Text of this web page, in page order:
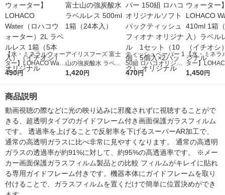
【水・ミネラルウォー
ター】LOHACO Wate
r（ロハコウォータ
シ） オリジナル
490円
アイリスフーズ 富士
山の強炭酸水 ラベル
レス 500ml 1箱（24
1,420円
ティッシュペーパー 1
50組 ロハコオリジナ
ルソフトパックティッ
オリジナル
470円
【水・ミネラ
ター】
r 410ml 1箱（
1,450円
商品説明
動画視聴の際などに光の映り込みに邪魔されずに視聴することがで
きる、超透明タイプのガイドフレーム付き画面保護ガラスフィルム
です。 透過率を上げることで反射率を下げるスーパーAR加工で、
通常の高透明ガラスに比べ非常に見やすくなります。 通常の高透明
ガラスの透過率が約91%に対して、約95%の高透過率です。 ※メー
カー画面保護ガラスフィルム製品との比較 フィルムがキレイに貼れ
る専用ガイドフレーム付きです。機器本体にガイドフレームを取り
付けることで、ガラスフィルムを置くだけで簡単に位置決めができ